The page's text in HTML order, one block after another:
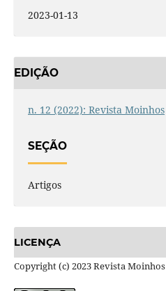
2023-01-13
EDIÇÃO
n. 12 (2022): Revista Moinhos
SEÇÃO
Artigos
LICENÇA
Copyright (c) 2023 Revista Moinhos